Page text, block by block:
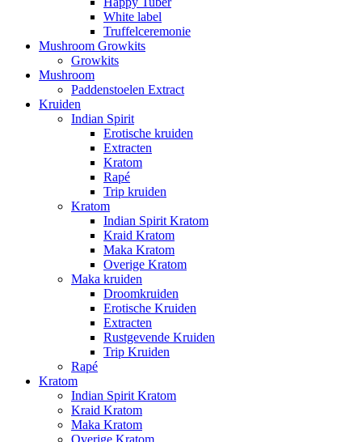
White label
Truffelceremonie
Mushroom Growkits
Growkits
Mushroom
Paddenstoelen Extract
Kruiden
Indian Spirit
Erotische kruiden
Extracten
Kratom
Rapé
Trip kruiden
Kratom
Indian Spirit Kratom
Kraid Kratom
Maka Kratom
Overige Kratom
Maka kruiden
Droomkruiden
Erotische Kruiden
Extracten
Rustgevende Kruiden
Trip Kruiden
Rapé
Kratom
Indian Spirit Kratom
Kraid Kratom
Maka Kratom
Overige Kratom